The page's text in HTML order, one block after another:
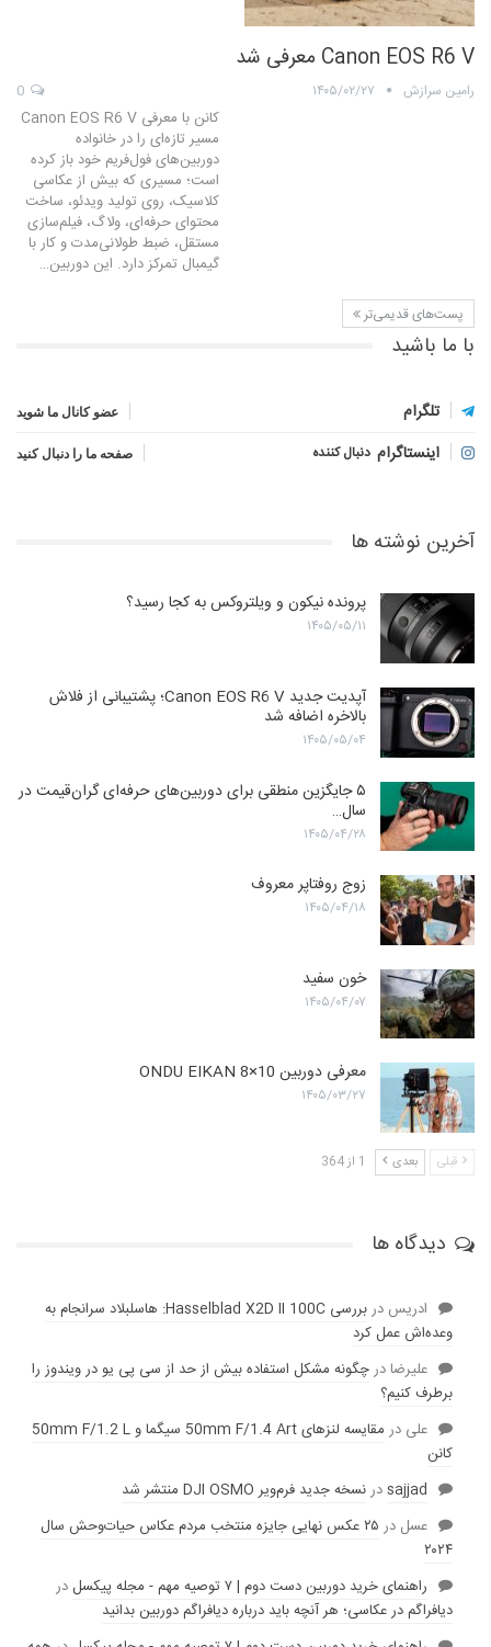
Canon EOS R6 V معرفی شد
رامین سرازش ۱۴۰۵/۰۲/۲۷
کانن با معرفی Canon EOS R6 V
مسیر تازه‌ای را در خانواده
دوربین‌های فول‌فریم خود باز کرده
است؛ مسیری که بیش از عکاسی
کلاسیک، روی تولید ویدئو، ساخت
محتوای حرفه‌ای، ولاگ، فیلم‌سازی
مستقل، ضبط طولانی‌مدت و کار با
گیمبال تمرکز دارد. این دوربین…
پست‌های قدیمی‌تر
با ما باشید
تلگرام عضو کانال ما شوید
اینستاگرام دنبال کننده صفحه ما را دنبال کنید
آخرین نوشته ها
پرونده نیکون و ویلتروکس به کجا رسید؟
۱۴۰۵/۰۵/۱۱
آپدیت جدید Canon EOS R6 V؛ پشتیبانی از فلاش
بالاخره اضافه شد
۱۴۰۵/۰۵/۰۴
۵ جایگزین منطقی برای دوربین‌های حرفه‌ای گران‌قیمت در
سال…
۱۴۰۵/۰۴/۲۸
زوج روفتاپر معروف
۱۴۰۵/۰۴/۱۸
خون سفید
۱۴۰۵/۰۴/۰۷
معرفی دوربین ONDU EIKAN 8×10
۱۴۰۵/۰۳/۲۷
قبلی بعدی 1 از 364
دیدگاه ها
ادریس در
بررسی Hasselblad X2D II 100C: هاسلبلاد سرانجام به
وعده‌‌اش عمل کرد
عليرضادرچگونه مشکل استفاده بیش از حد از سی پی یو در ویندوز را
برطرف کنیم؟
علی در
مقایسه لنز‌های 50mm F/1.4 Art سیگما و 50mm F/1.2 L
کانن
sajjadدرنسخه جدید فرم‌ویر DJI OSMO منتشر شد
عسل در
۲۵ عکس نهایی جایزه منتخب مردم عکاس حیات‌وحش سال
۲۰۲۴
راهنمای خرید دوربین دست دوم | ۷ توصیه مهم - مجله پیکسل
در
دیافراگم در عکاسی؛ هر آنچه باید درباره دیافراگم دوربین بدانید